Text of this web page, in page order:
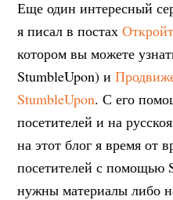
Еще один интересный
я писал в постах
котором вы можете
StumbleUpon) и
StumbleUpon. С его
посетителей и на
на этот блог я время от
посетителей с помощью
нужны материалы либо